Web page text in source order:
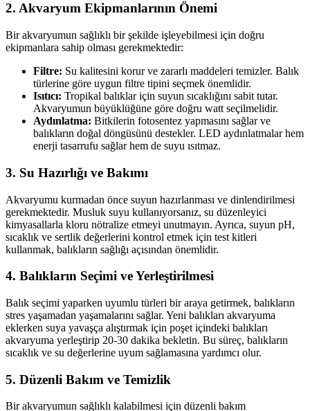
2. Akvaryum Ekipmanlarının Önemi
Bir akvaryumun sağlıklı bir şekilde işleyebilmesi için doğru
ekipmanlara sahip olması gerekmektedir:
Filtre: Su kalitesini korur ve zararlı maddeleri temizler. Balık
türlerine göre uygun filtre tipini seçmek önemlidir.
Isıtıcı: Tropikal balıklar için suyun sıcaklığını sabit tutar.
Akvaryumun büyüklüğüne göre doğru watt seçilmelidir.
Aydınlatma: Bitkilerin fotosentez yapmasını sağlar ve
balıkların doğal döngüsünü destekler. LED aydınlatmalar hem
enerji tasarrufu sağlar hem de suyu ısıtmaz.
3. Su Hazırlığı ve Bakımı
Akvaryumu kurmadan önce suyun hazırlanması ve dinlendirilmesi
gerekmektedir. Musluk suyu kullanıyorsanız, su düzenleyici
kimyasallarla kloru nötralize etmeyi unutmayın. Ayrıca, suyun pH,
sıcaklık ve sertlik değerlerini kontrol etmek için test kitleri
kullanmak, balıkların sağlığı açısından önemlidir.
4. Balıkların Seçimi ve Yerleştirilmesi
Balık seçimi yaparken uyumlu türleri bir araya getirmek, balıkların
stres yaşamadan yaşamalarını sağlar. Yeni balıkları akvaryuma
eklerken suya yavaşça alıştırmak için poşet içindeki balıkları
akvaryuma yerleştirip 20-30 dakika bekletin. Bu süreç, balıkların
sıcaklık ve su değerlerine uyum sağlamasına yardımcı olur.
5. Düzenli Bakım ve Temizlik
Bir akvaryumun sağlıklı kalabilmesi için düzenli bakım